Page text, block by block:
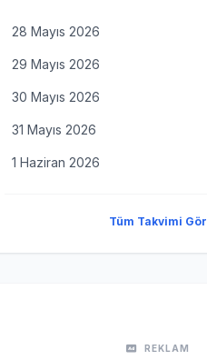
28 Mayıs 2026
29 Mayıs 2026
30 Mayıs 2026
31 Mayıs 2026
1 Haziran 2026
Tüm Takvimi Gör
REKLAM